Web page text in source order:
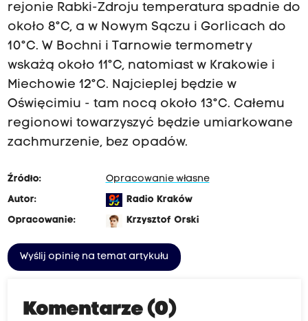
rejonie Rabki-Zdroju temperatura spadnie do
około 8°C, a w Nowym Sączu i Gorlicach do
10°C. W Bochni i Tarnowie termometry
wskażą około 11°C, natomiast w Krakowie i
Miechowie 12°C. Najcieplej będzie w
Oświęcimiu - tam nocą około 13°C. Całemu
regionowi towarzyszyć będzie umiarkowane
zachmurzenie, bez opadów.
Źródło:
Opracowanie własne
Autor:
Radio Kraków
Opracowanie:
Krzysztof Orski
Wyślij opinię na temat artykułu
Komentarze (0)